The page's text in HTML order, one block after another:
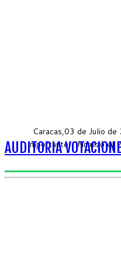
Caracas,03 de Julio
importante: Finalizó el
AUDITORIA